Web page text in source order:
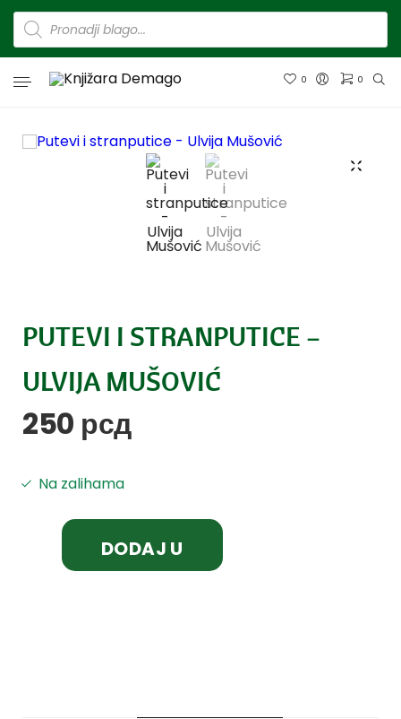
0 0
PUTEVI I STRANPUTICE –
ULVIJA MUŠOVIĆ
250 рсд
Na zalihama
DODAJ U